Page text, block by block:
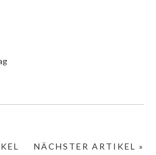
NÄCHSTER ARTIKEL »